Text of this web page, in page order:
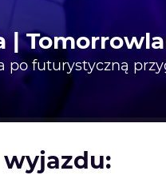
|
po futurystyczną